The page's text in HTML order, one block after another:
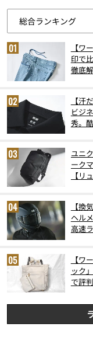
【ワ
印で
徹底
【汗
ビジ
秀。
ユニ
ーク
【リ
【換
ヘル
高速
【ワ
ック
で評